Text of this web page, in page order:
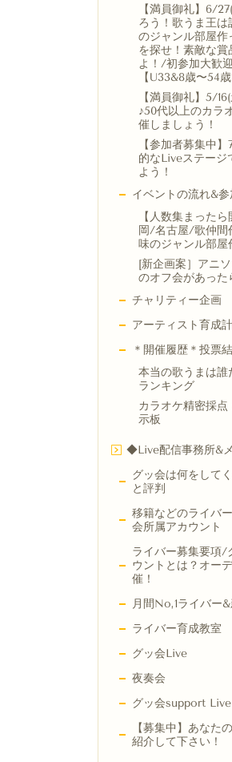
【満員御礼】6/
ろう！歌うま王
のジャンル部屋作
を探せ！素敵な賞
よ！/初参加大歓
【U33&8歳〜54歳
【満員御礼】5/
♪50代以上のカラ
催しましょう！
【参加者募集中
的なLiveステージ
よう！
イベントの流れ&
【人数集まった
岡/名古屋/歌仲間
味のジャンル部屋
[新企画案］アニ
のオフ会があった
チャリティー企画
アーティスト育成
＊開催履歴＊投票
本当の歌うまは誰
ランキング
カラオケ精密採
示板
◆Live配信事務所&
グッ会は何をして
と評判
移籍などのライバ
会所属アカウント
ライバー募集要項/
ウントとは？オー
催！
月間No,1ライバー
ライバー育成教室
グッ会Live
夜奏会
グッ会support Live
【募集中】あなた
紹介して下さい！